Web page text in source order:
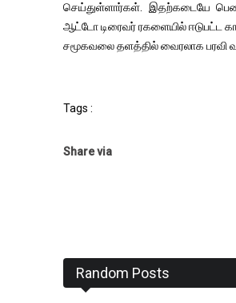
செய்துள்ளார்கள். இதற்கடையே
ஆட்டோ டிரைவர் ரகளையில் ஈடுபட்ட
சமூகவலை தளத்தில் வைரலாக பரவி
Tags :
Share via
Random Posts